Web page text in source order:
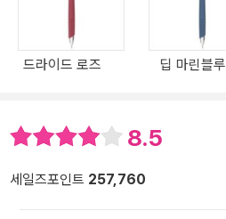
드라이드 로즈 딥 마린블루
8.5
세일즈포인트 257,760